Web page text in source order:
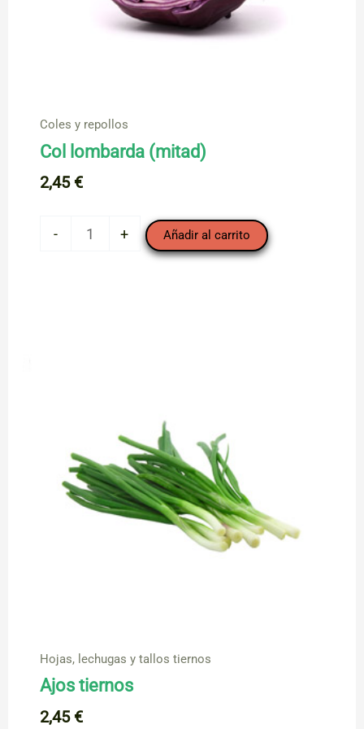
Coles y repollos
Col lombarda (mitad)
2,45 €
- + Añadir al carrito
Hojas, lechugas y tallos tiernos
Ajos tiernos
2,45 €